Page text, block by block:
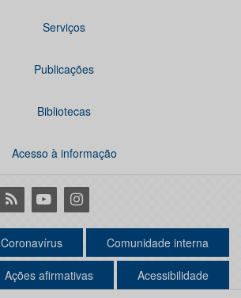
Serviços
Publicações
Bibliotecas
Acesso à informação
RSS YoutubeInstagram
Coronavírus Comunidade interna
Ações afirmativas Acessibilidade